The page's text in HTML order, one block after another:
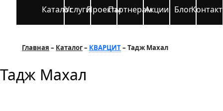
КаталогУслугиПроектыПартнерамАкции Блог
Главная Каталог КВАРЦИТ Тадж Махал
Тадж Махал